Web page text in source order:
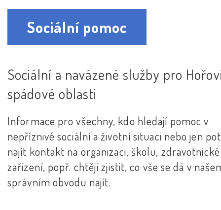
Sociální pomoc
Sociální a navázené služby pro
spádové oblasti
Informace pro všechny, kdo hledají pomoc v
nepříznivé sociální a životní situaci nebo jen
najít kontakt na organizaci, školu, zdravotnické
zařízení, popř. chtějí zjistit, co vše se dá v
správním obvodu najít.